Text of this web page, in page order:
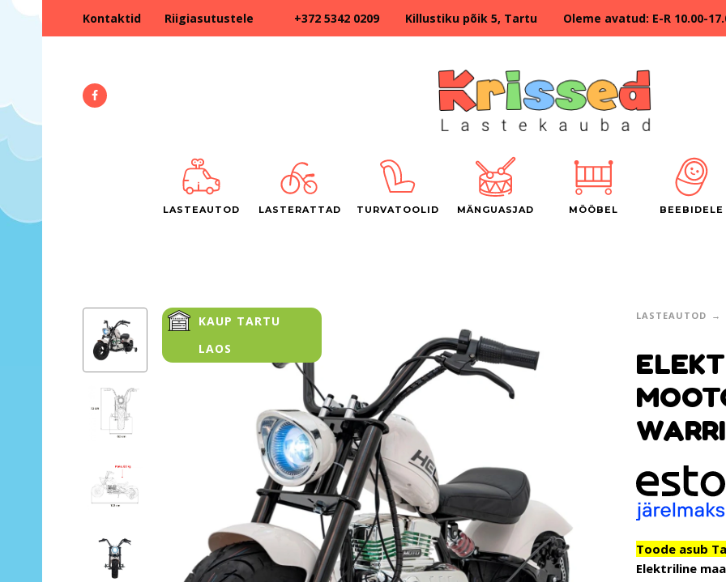
Kontaktid Riigiasutustele +372 5342 0209 Killustiku põik 5, Tartu Oleme avatud: E-R 10.00-
LASTEAUTOD LASTERATTAD TURVATOOLID MÄNGUASJAD MÖÖBEL BEEBIDELE
KAUP TARTU
LAOS
LASTEAUTOD
Toode asub
Elektriline